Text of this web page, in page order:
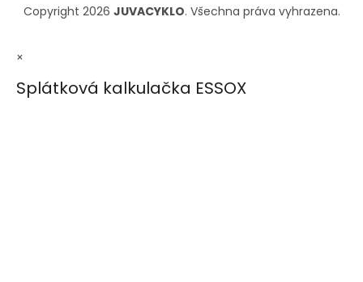
Copyright 2026 JUVACYKLO. Všechna práva vyhrazena.
×
Splátková kalkulačka ESSOX